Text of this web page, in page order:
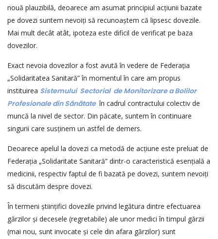
nouă plauzibilă, deoarece am asumat principiul acțiunii bazate
pe dovezi suntem nevoiți să recunoaștem că lipsesc dovezile.
Mai mult decât atât, ipoteza este dificil de verificat pe baza
dovezilor.
Exact nevoia dovezilor a fost avută în vedere de Federația
„Solidaritatea Sanitară” în momentul în care am propus
instituirea Sistemului Sectorial de Monitorizare a Bolilor
Profesionale din Sănătate în cadrul contractului colectiv de
muncă la nivel de sector. Din păcate, suntem în continuare
singurii care susținem un astfel de demers.
Deoarece apelul la dovezi ca metodă de acțiune este preluat de
Federația „Solidaritate Sanitară” dintr-o caracteristică esențială a
medicinii, respectiv faptul de fi bazată pe dovezi, suntem nevoiți
să discutăm despre dovezi.
În termeni științifici dovezile privind legătura dintre efectuarea
gărzilor și decesele (regretabile) ale unor medici în timpul gărzii
(mai nou, sunt invocate și cele din afara gărzilor) sunt